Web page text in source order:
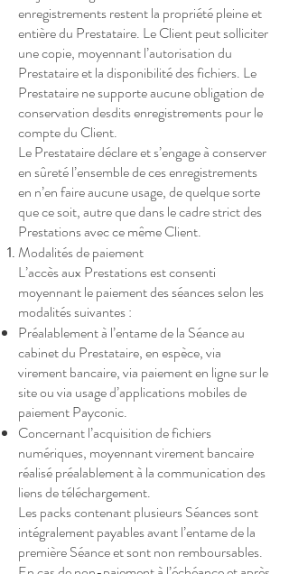
enregistrements restent la propriété pleine et
entière du Prestataire. Le Client peut solliciter
une copie, moyennant l’autorisation du
Prestataire et la disponibilité des fichiers. Le
Prestataire ne supporte aucune obligation de
conservation desdits enregistrements pour le
compte du Client.
Le Prestataire déclare et s’engage à conserver
en sûreté l’ensemble de ces enregistrements
en n’en faire aucune usage, de quelque sorte
que ce soit, autre que dans le cadre strict des
Prestations avec ce même Client.
Modalités de paiement
L’accès aux Prestations est consenti
moyennant le paiement des séances selon les
modalités suivantes :
Préalablement à l’entame de la Séance au
cabinet du Prestataire, en espèce, via
virement bancaire, via paiement en ligne sur le
site ou via usage d’applications mobiles de
paiement Payconic.
Concernant l’acquisition de fichiers
numériques, moyennant virement bancaire
réalisé préalablement à la communication des
liens de téléchargement.
Les packs contenant plusieurs Séances sont
intégralement payables avant l’entame de la
première Séance et sont non remboursables.